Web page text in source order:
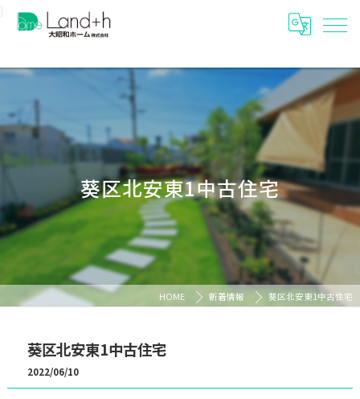
葵区北安東1中古住宅
HOME 新着情報 葵区北安東1中古住宅
葵区北安東1中古住宅
2022/06/10